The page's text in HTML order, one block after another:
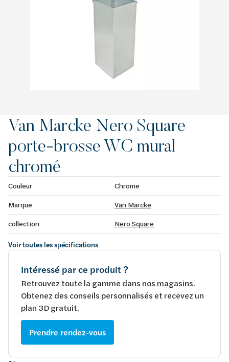
Van Marcke Nero Square
porte-brosse WC mural
chromé
Couleur
Chrome
Marque
Van Marcke
collection
Nero Square
Voir toutes les spécifications
Intéressé par ce produit ?
Retrouvez toute la gamme dans nos magasins.
Obtenez des conseils personnalisés et recevez un
plan 3D gratuit.
Prendre rendez-vous